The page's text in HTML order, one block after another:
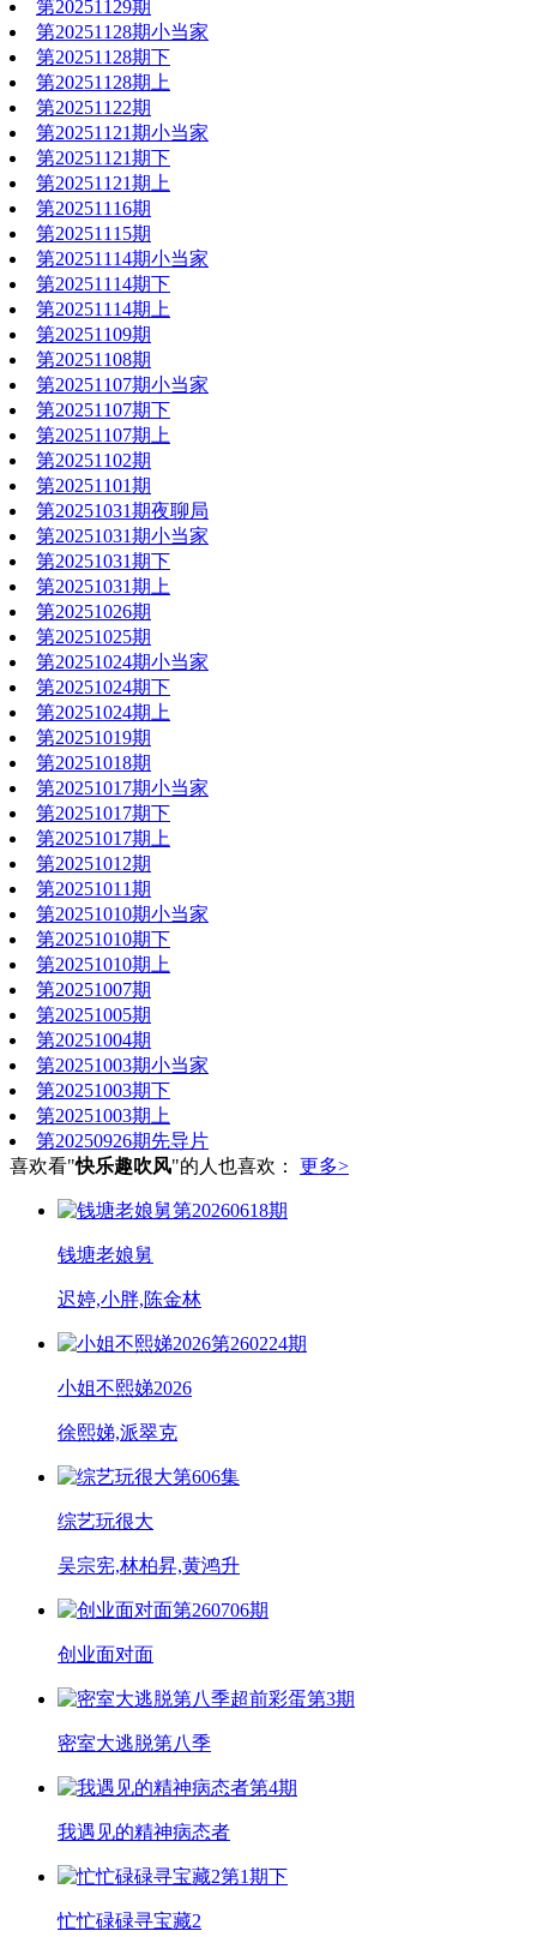
第20251129期
第20251128期小当家
第20251128期下
第20251128期上
第20251122期
第20251121期小当家
第20251121期下
第20251121期上
第20251116期
第20251115期
第20251114期小当家
第20251114期下
第20251114期上
第20251109期
第20251108期
第20251107期小当家
第20251107期下
第20251107期上
第20251102期
第20251101期
第20251031期夜聊局
第20251031期小当家
第20251031期下
第20251031期上
第20251026期
第20251025期
第20251024期小当家
第20251024期下
第20251024期上
第20251019期
第20251018期
第20251017期小当家
第20251017期下
第20251017期上
第20251012期
第20251011期
第20251010期小当家
第20251010期下
第20251010期上
第20251007期
第20251005期
第20251004期
第20251003期小当家
第20251003期下
第20251003期上
第20250926期先导片
喜欢看"快乐趣吹风"的人也喜欢： 更多>
第20260618期
钱塘老娘舅
迟婷,小胖,陈金林
第260224期
小姐不熙娣2026
徐熙娣,派翠克
第606集
综艺玩很大
吴宗宪,林柏昇,黄鸿升
第260706期
创业面对面
超前彩蛋第3期
密室大逃脱第八季
第4期
我遇见的精神病态者
第1期下
忙忙碌碌寻宝藏2